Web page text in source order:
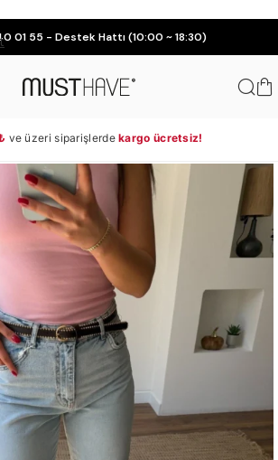
01 55 - Destek Hattı (10:00 ~ 18:30)
ve üzeri siparişlerdekargo ücretsiz!